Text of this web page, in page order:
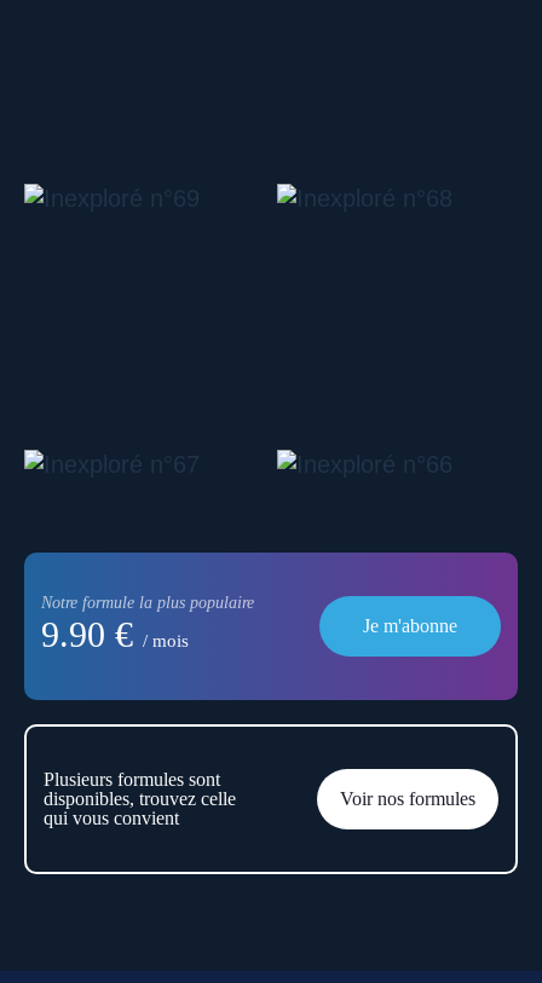
Notre formule la plus populaire
9.90 € / mois
Je m'abonne
Plusieurs formules sont
disponibles, trouvez celle
qui vous convient
Voir nos formules